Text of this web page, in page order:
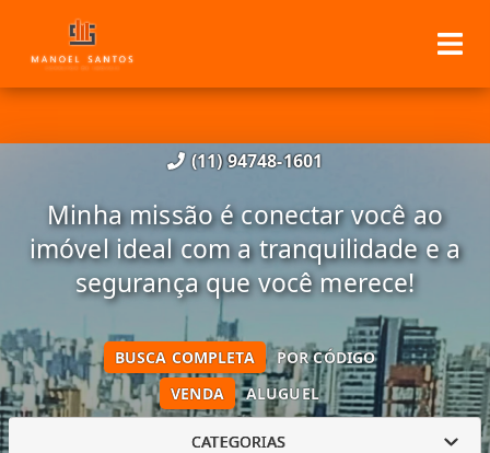
(11) 94748-1601
Minha missão é conectar você ao
imóvel ideal com a tranquilidade e a
segurança que você merece!
VENDA ALUGUEL
BUSCA COMPLETA POR CÓDIGO
CATEGORIAS